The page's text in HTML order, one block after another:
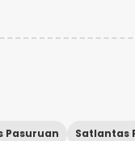
Pasuruan